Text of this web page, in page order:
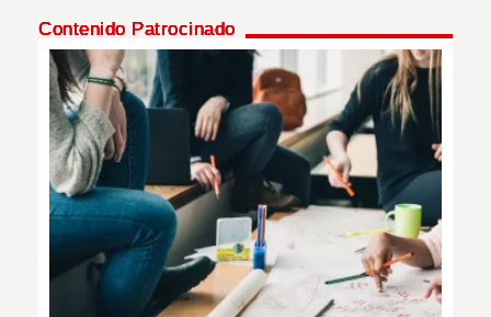
Contenido Patrocinado